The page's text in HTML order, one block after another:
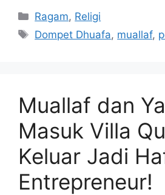
Kategori
Ragam, Religi
Tag
Dompet Dhuafa, muallaf,
Muallaf dan
Masuk Villa
Keluar Jadi
Entrepreneur!